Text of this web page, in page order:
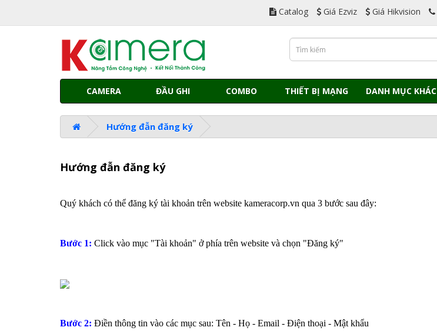
Catalog Giá Ezviz Giá Hikvision
CAMERA ĐẦU GHI COMBO THIẾT BỊ MẠNG DANH MỤC KHÁC
Hướng đẫn đăng ký
Hướng đẫn đăng ký
Quý khách có thể đăng ký tài khoản trên website kameracorp.vn qua 3 bước sau đây:
Bước 1: Click vào mục "Tài khoản" ở phía trên website và chọn "Đăng ký"
Bước 2: Điền thông tin vào các mục sau: Tên - Họ - Email - Điện thoại - Mật khẩu